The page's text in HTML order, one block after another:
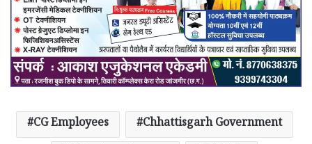
CG Employees
Chhattisgarh Government